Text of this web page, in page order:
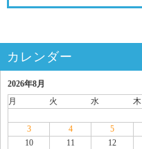
カレンダー
2026年8月
月
火 水 木
3
4 5
10
11 12